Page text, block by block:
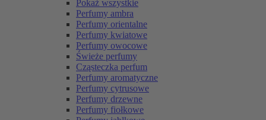
Pokaż wszystkie
Perfumy ambra
Perfumy orientalne
Perfumy kwiatowe
Perfumy owocowe
Świeże perfumy
Cząsteczka perfum
Perfumy aromatyczne
Perfumy cytrusowe
Perfumy drzewne
Perfumy fiołkowe